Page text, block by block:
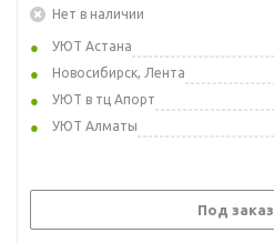
Нет в наличии
УЮТ Астана
Новосибирск, Лента
УЮТ в тц Апорт
УЮТ Алматы
Под заказ